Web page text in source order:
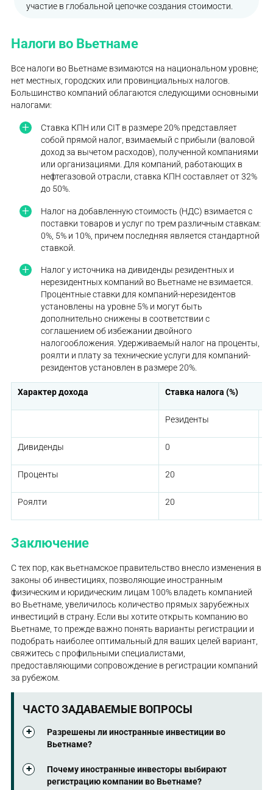
участие в глобальной цепочке создания стоимости.
Налоги во Вьетнаме
Все налоги во Вьетнаме взимаются на национальном уровне;
нет местных, городских или провинциальных налогов.
Большинство компаний облагаются следующими основными
налогами:
Ставка КПН или CIT в размере 20% представляет
собой прямой налог, взимаемый с прибыли (валовой
доход за вычетом расходов), полученной компаниями
или организациями. Для компаний, работающих в
нефтегазовой отрасли, ставка КПН составляет от 32%
до 50%.
Налог на добавленную стоимость (НДС) взимается с
поставки товаров и услуг по трем различным ставкам:
0%, 5% и 10%, причем последняя является стандартной
ставкой.
Налог у источника на дивиденды резидентных и
нерезидентных компаний во Вьетнаме не взимается.
Процентные ставки для компаний-нерезидентов
установлены на уровне 5% и могут быть
дополнительно снижены в соответствии с
соглашением об избежании двойного
налогообложения. Удерживаемый налог на проценты,
роялти и плату за технические услуги для компаний-
резидентов установлен в размере 20%.
Характер дохода Ставка налога (%)
Резиденты
Дивиденды 0
Проценты 20
Роялти 20
Заключение
С тех пор, как вьетнамское правительство внесло изменения в
законы об инвестициях, позволяющие иностранным
физическим и юридическим лицам 100% владеть компанией
во Вьетнаме, увеличилось количество прямых зарубежных
инвестиций в страну. Если вы хотите открыть компанию во
Вьетнаме, то прежде важно понять варианты регистрации и
подобрать наиболее оптимальный для ваших целей вариант,
свяжитесь с профильными специалистами,
предоставляющими сопровождение в регистрации компаний
за рубежом.
ЧАСТО ЗАДАВАЕМЫЕ ВОПРОСЫ
Разрешены ли иностранные инвестиции во
Вьетнаме?
Вьетнаме Однако в некоторых приоритетных для
страны секторах (например, логистика,
Почему иностранные инвесторы выбирают
регистрацию компании во Вьетнаме?